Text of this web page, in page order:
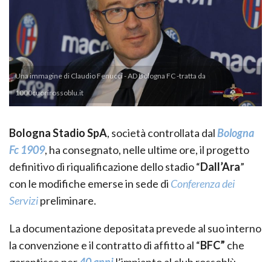
Una immagine di Claudio Fenucci - AD Bologna FC -tratta da
1000cuorirossoblu.it
Bologna Stadio SpA, società controllata dalBologna
Fc 1909, ha consegnato, nelle ultime ore, il progetto
definitivo di riqualificazione dello stadio “Dall’Ara”
con le modifiche emerse in sede di Conferenza dei
Servizipreliminare.
La documentazione depositata prevede al suo interno
la convenzione e il contratto di affitto al “BFC” che